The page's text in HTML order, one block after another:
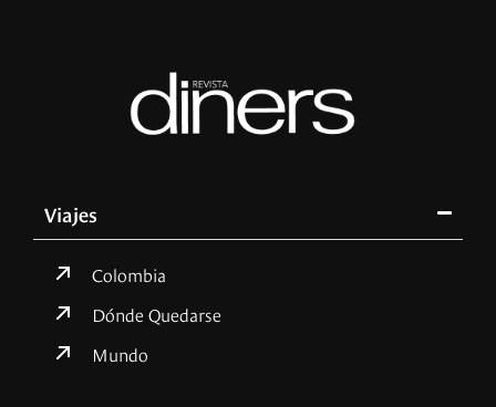
Viajes
Colombia
Dónde Quedarse
Mundo